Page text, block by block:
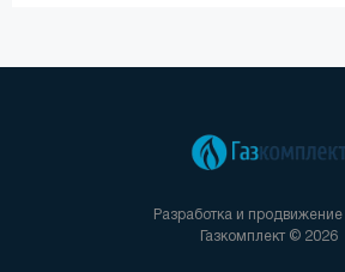
Разработка и продвижение
Газкомплект © 2026